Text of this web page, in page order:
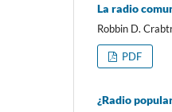
La radio
Robbin D.
PDF
¿Radio